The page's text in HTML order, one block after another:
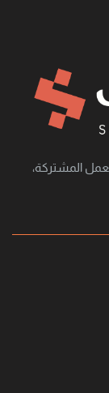
المشتركة،